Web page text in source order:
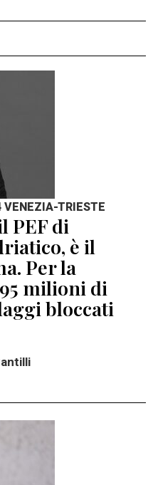
VENEZIA-TRIESTE
PEF di
è il
Per la
milioni di
bloccati